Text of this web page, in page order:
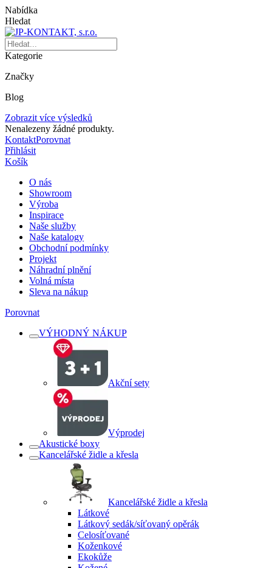
Nabídka
Hledat
Kategorie
Značky
Blog
Zobrazit více výsledků
Nenalezeny žádné produkty.
KontaktPorovnat
Přihlásit
Košík
O nás
Showroom
Výroba
Inspirace
Naše služby
Naše katalogy
Obchodní podmínky
Projekt
Náhradní plnění
Volná místa
Sleva na nákup
Porovnat
VÝHODNÝ NÁKUP
Akční sety
Výprodej
Akustické boxy
Kancelářské židle a křesla
Kancelářské židle a křesla
Látkové
Látkový sedák/síťovaný opěrák
Celosíťované
Koženkové
Ekokůže